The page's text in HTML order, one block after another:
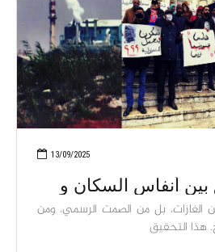
13/09/2025
أنفاس السكان و
بل من الصمت الرسمي، ومن
هذا التحقيق